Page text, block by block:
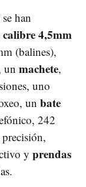
han
4,5mm
(balines),
un machete,
uno
un bate
242
y prendas